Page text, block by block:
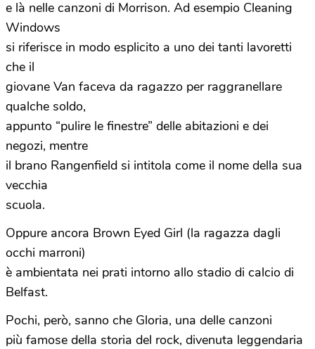
e là nelle canzoni di Morrison. Ad esempio Cleaning
Windows
si riferisce in modo esplicito a uno dei tanti lavoretti
che il
giovane Van faceva da ragazzo per raggranellare
qualche soldo,
appunto “pulire le finestre” delle abitazioni e dei
negozi, mentre
il brano Rangenfield si intitola come il nome della sua
vecchia
scuola.
Oppure ancora Brown Eyed Girl (la ragazza dagli
occhi marroni)
è ambientata nei prati intorno allo stadio di calcio di
Belfast.
Pochi, però, sanno che Gloria, una delle canzoni
più famose della storia del rock, divenuta leggendaria